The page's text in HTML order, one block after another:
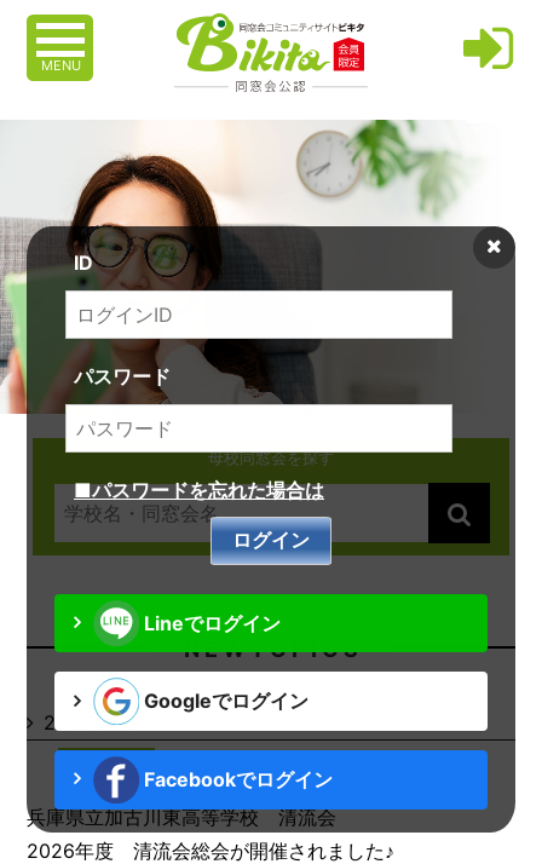
MENU
ID
パスワード
■パスワードを忘れた場合は
Lineでログイン
Googleでログイン
Facebookでログイン
母校同窓会を探す
N E W T O P I C S
2026.08.07
お知らせ
兵庫県立加古川東高等学校 清流会
2026年度 清流会総会が開催されました♪